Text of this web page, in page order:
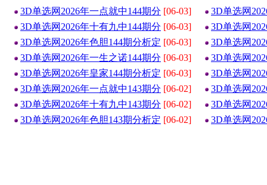
3D单选网2026年一点就中144期分 [06-03]
3D单选网
3D单选网2026年十有九中144期分 [06-03]
3D单选网
3D单选网2026年色胆144期分析定 [06-03]
3D单选网
3D单选网2026年一生之诺144期分 [06-03]
3D单选网
3D单选网2026年皇家144期分析定 [06-03]
3D单选网
3D单选网2026年一点就中143期分 [06-02]
3D单选网
3D单选网2026年十有九中143期分 [06-02]
3D单选网
3D单选网2026年色胆143期分析定 [06-02] 3D单选网